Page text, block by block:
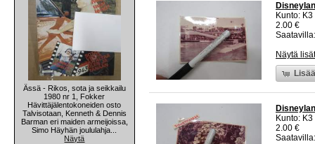
Ässä - Rikos, sota ja seikkailu
1980 nr 1, Fokker
Hävittäjälentokoneiden osto
Talvisotaan, Kenneth & Dennis
Barman eri maiden armeijoissa,
Simo Häyhän joululahja...
Näytä
Kunto:
2.00 €
Näytä
Kunto:
2.00 €